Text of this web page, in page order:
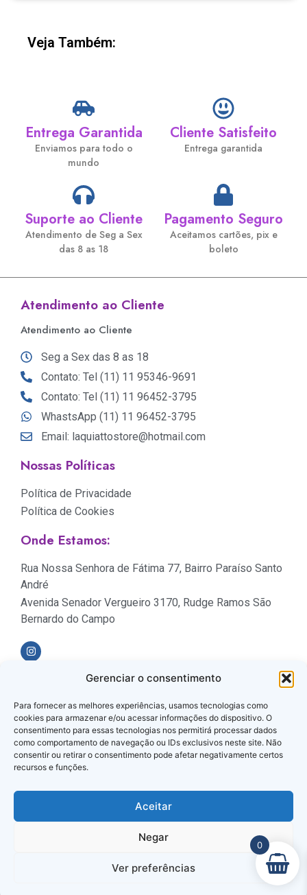
Gerenciar o consentimento
Para fornecer as melhores experiências, usamos tecnologias como
cookies para armazenar e/ou acessar informações do dispositivo. O
consentimento para essas tecnologias nos permitirá processar dados
como comportamento de navegação ou IDs exclusivos neste site. Não
consentir ou retirar o consentimento pode afetar negativamente certos
recursos e funções.
Aceitar
Negar
Ver preferências
Veja Também:
Entrega Garantida
Enviamos para todo o
mundo
Cliente Satisfeito
Entrega garantida
Suporte ao Cliente
Atendimento de Seg a Sex
das 8 as 18
Pagamento Seguro
Aceitamos cartões, pix e
boleto
Atendimento ao Cliente
Atendimento ao Cliente
Seg a Sex das 8 as 18
Contato: Tel (11) 11 95346-9691
Contato: Tel (11) 11 96452-3795
WhastsApp (11) 11 96452-3795
Email: laquiattostore@hotmail.com
Nossas Políticas
Política de Privacidade
Política de Cookies
Onde Estamos:
Rua Nossa Senhora de Fátima 77, Bairro Paraíso Santo
André
Avenida Senador Vergueiro 3170, Rudge Ramos São
Bernardo do Campo
Formas de Pagamento
Loja Verificada
0